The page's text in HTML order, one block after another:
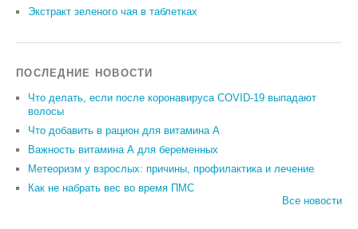
Экстракт зеленого чая в таблетках
ПОСЛЕДНИЕ НОВОСТИ
Что делать, если после коронавируса COVID-19 выпадают
волосы
Что добавить в рацион для витамина А
Важность витамина А для беременных
Метеоризм у взрослых: причины, профилактика и лечение
Как не набрать вес во время ПМС
Все новости